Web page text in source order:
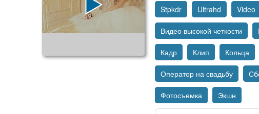
Stpkdr Ultrahd Video
Видео высокой четкости
Кадр Клип Кольца
Оператор на свадьбу
Фотосъемка Экшн